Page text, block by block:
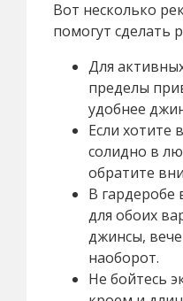
Вот несколько
помогут сделать
Для
пределы
удобнее
Если хотите
солидно в
обратите
В гардеробе
для обоих
джинсы,
наоборот.
Не бойтесь